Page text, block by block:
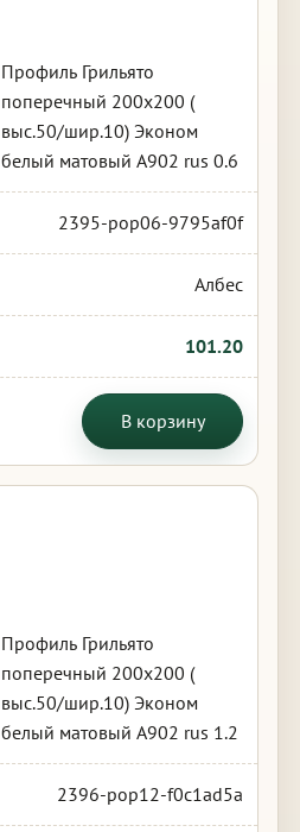
Профиль Грильято
поперечный 200х200 (
выс.50/шир.10) Эконом
белый матовый А902 rus 0.6
2395-pop06-9795af0f
Албес
101.20
В корзину
Профиль Грильято
поперечный 200х200 (
выс.50/шир.10) Эконом
белый матовый А902 rus 1.2
2396-pop12-f0c1ad5a